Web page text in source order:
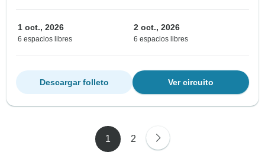
1 oct., 2026
6 espacios libres
2 oct., 2026
6 espacios libres
Ver circuito
Descargar folleto
1 2